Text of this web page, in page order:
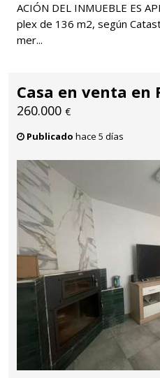
ACIÓN DEL INMUEBLE ES
plex de 136 m2, según
mer...
Casa en venta en
260.000 €
Publicado hace 5 días